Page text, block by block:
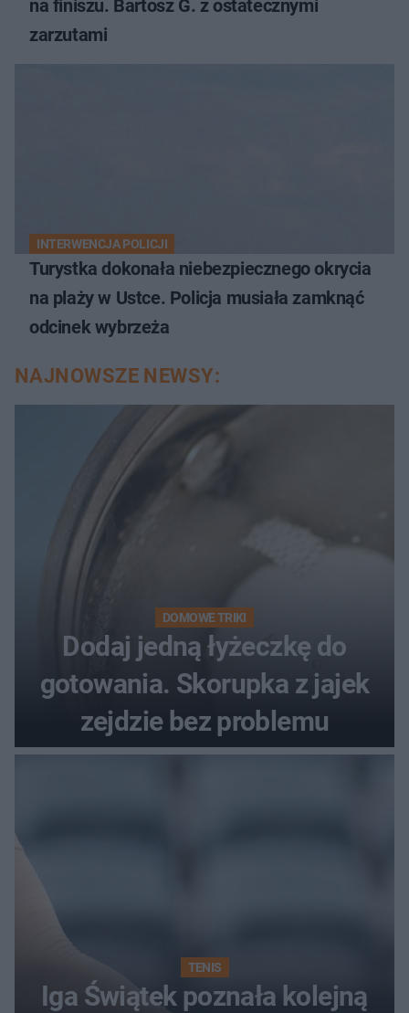
na finiszu. Bartosz G. z ostatecznymi
zarzutami
INTERWENCJA POLICJI
Turystka dokonała niebezpiecznego okrycia
na plaży w Ustce. Policja musiała zamknąć
odcinek wybrzeża
NAJNOWSZE NEWSY:
DOMOWE TRIKI
Dodaj jedną łyżeczkę do
gotowania. Skorupka z jajek
zejdzie bez problemu
TENIS
Iga Świątek poznała kolejną